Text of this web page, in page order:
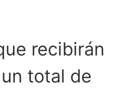
recibirán
total de